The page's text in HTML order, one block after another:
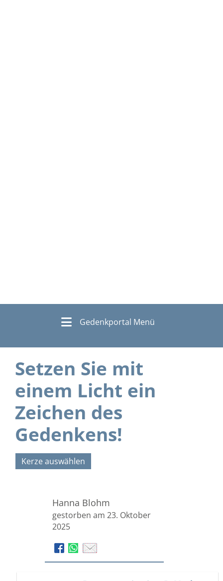
Gedenkportal Menü
Setzen Sie mit
einem Licht ein
Zeichen des
Gedenkens!
Kerze auswählen
Hanna Blohm
gestorben am 23. Oktober
2025